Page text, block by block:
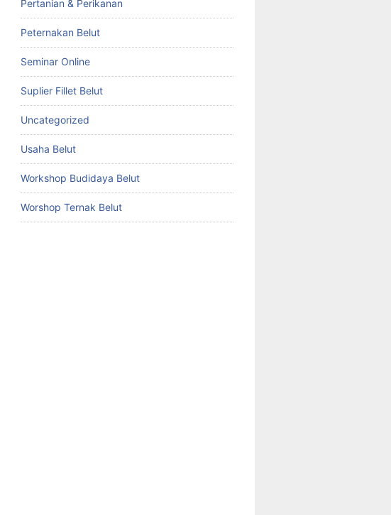
Pertanian & Perikanan
Peternakan Belut
Seminar Online
Suplier Fillet Belut
Uncategorized
Usaha Belut
Workshop Budidaya Belut
Worshop Ternak Belut